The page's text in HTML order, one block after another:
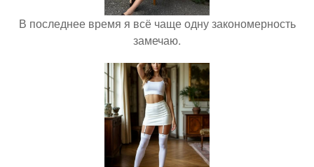
В последнее время я всё чаще одну закономерность
замечаю.